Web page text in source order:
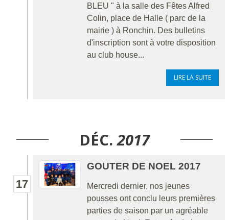
BLEU " à la salle des Fêtes Alfred
Colin, place de Halle ( parc de la
mairie ) à Ronchin. Des bulletins
d'inscription sont à votre disposition
au club house...
LIRE LA SUITE
DÉC. 2017
17
GOUTER DE NOEL 2017
Mercredi dernier, nos jeunes
pousses ont conclu leurs premières
parties de saison par un agréable